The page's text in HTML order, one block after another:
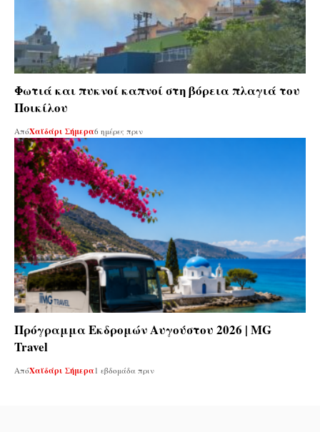
Φωτιά και πυκνοί καπνοί στη βόρεια πλαγιά του
Ποικίλου
ΑπόΧαϊδάρι Σήμερα6 ημέρες πριν
Πρόγραμμα Εκδρομών Αυγούστου 2026 | MG
Travel
ΑπόΧαϊδάρι Σήμερα 1 εβδομάδα πριν